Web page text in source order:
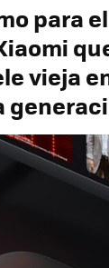
para
vieja